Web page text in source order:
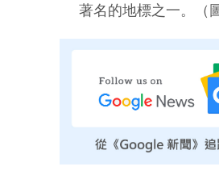
著名的地標之一。（